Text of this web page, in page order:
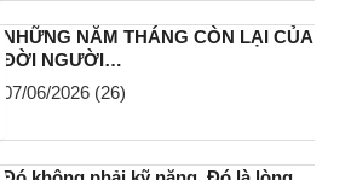
NHỮNG NĂM THÁNG CÒN LẠI CỦA
ĐỜI NGƯỜI…
07/06/2026 (26)